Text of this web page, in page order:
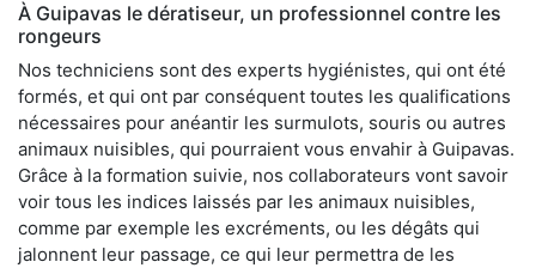
À Guipavas le dératiseur, un professionnel contre les
rongeurs
Nos techniciens sont des experts hygiénistes, qui ont été
formés, et qui ont par conséquent toutes les qualifications
nécessaires pour anéantir les surmulots, souris ou autres
animaux nuisibles, qui pourraient vous envahir à Guipavas.
Grâce à la formation suivie, nos collaborateurs vont savoir
voir tous les indices laissés par les animaux nuisibles,
comme par exemple les excréments, ou les dégâts qui
jalonnent leur passage, ce qui leur permettra de les